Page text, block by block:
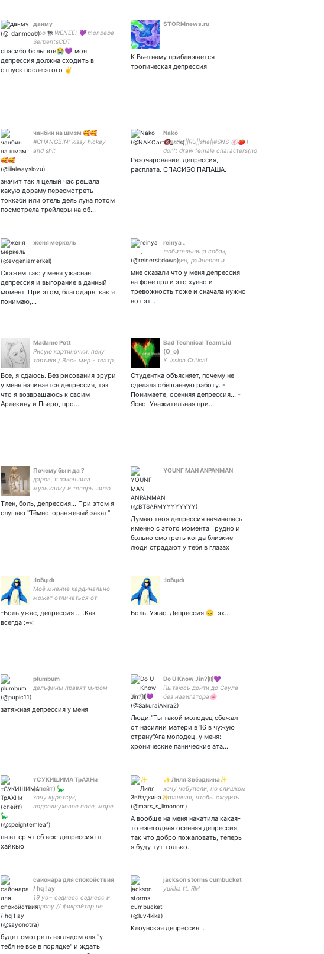
данму
moo🐄 WENEE! 💜 monbebe
SerpentsCDT
спасибо большое😭💜 моя
депрессия должна сходить в
отпуск после этого ✌
STORMnews.ru
К Вьетнаму приближается
тропическая депрессия
чанбин на шмзм 🥰🥰
#CHANGBIN: kissy hickey
and shit
значит так я целый час решала
какую дораму пересмотреть
токкэби или отель дель луна потом
посмотрела трейлеры на об…
Nako
🔞artist||RU||she||#SNS 🍥🍅 I
don't draw female characters(no
SasuSaku/NaruHina)commissions
are open. vk:
Разочарование, депрессия,
расплата. СПАСИБО ПАПАША.
женя меркель
Скажем так: у меня ужасная
депрессия и выгорание в данный
момент. При этом, благодаря, как я
понимаю,…
reinya 。
любительница собак,
женщин, райнеров и
мне сказали что у меня депрессия
на фоне прл и это хуево и
тревожность тоже и сначала нужно
вот эт…
Madame Pott
Рисую картиночки, пеку
тортики / Весь мир - театр,
Все, я сдаюсь. Без рисования эрури
у меня начинается депрессия, так
что я возвращаюсь к своим
Арлекину и Пьеро, про…
Bad Technical Team Lid
(О_о)
X..ission Critical
Студентка объясняет, почему не
сделала обещанную работу. -
Понимаете, осенняя депрессия... -
Ясно. Уважительная при…
Почему бы и да ?
даров, я закончила
музыкалку и теперь чилю
ты?
Тлен, боль, депрессия... При этом я
слушаю "Тёмно-оранжевый закат"
YОUNГ МАN ANPANMAN
Думаю твоя депрессия начиналась
именно с этого момента Трудно и
больно смотреть когда близкие
люди страдают у тебя в глазах
Ⅎoƃɥıdı
Моё мнение кардинально
может отличаться от
отъебитесь:).
ЕГОРОНТОМИЧ С
-Боль,ужас, депрессия .....Как
всегда :~<
Ⅎoƃɥıdı
Боль, Ужас, Депрессия 😞, эх....
plumbum
дельфины правят миром
затяжная депрессия у меня
Do U Know Jin?⟭⟬💜
Пытаюсь дойти до Сеула
без навигатора🌸
Потерянный по жизни
алкаш. Пишу фф чтоб
сбежать от реальности!
Saw BTS in Stade de France
08/06/19🇫🇷💜OT7 STAN
Люди:"Ты такой молодец сбежал
от насилии матери в 16 в чужую
страну"Ага молодец, у меня:
хронические панические ата…
тСУКИШИМА ТрАХНи
(спейт) 🦕
хочу куротсук,
подсолнуховое поле, море
любой движ, особенно за
пн вт ср чт сб вск: депрессия пт:
хайкью
✨ Лиля Звёздкина✨
хочу чебупели, но слишком
страшная, чтобы сходить
за ними в магазин. И да,
А вообще на меня накатила какая-
то ежегодная осенняя депрессия,
так что добро пожаловать, теперь
я буду тут только…
сайонара для спокойствия
/ hq ! ay
19 уо~ сэднесс сэднесс и
сорроу // фикрайтер не
кризиса // в этом доме
еще // не кусаюсь и вы не
кусайте
будет смотреть взглядом аля "у
тебя не все в порядке" и ждать
jackson storms cumbucket
yukika ft. RM
Клоунская депрессия...